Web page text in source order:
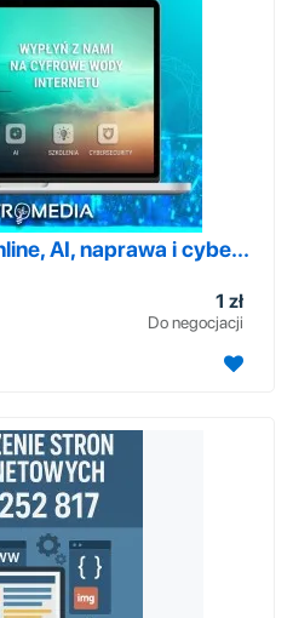
AI, naprawa i cybe...
1 zł
Do negocjacji